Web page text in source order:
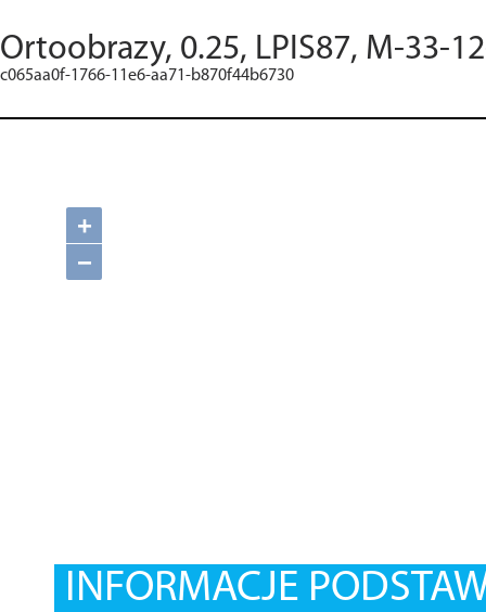
Ortoobrazy, 0.25, LPIS87, M-33-
c065aa0f-1766-11e6-aa71-b870f44b6730
+
−
INFORMACJE